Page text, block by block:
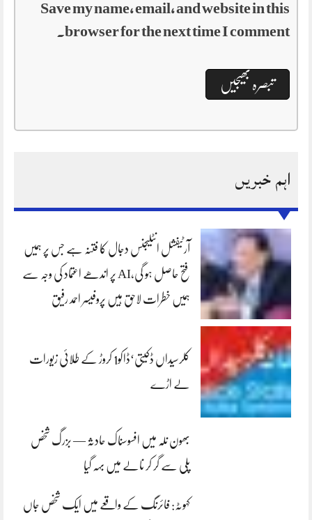
Save my name, email, and website in this
browser for the next time I comment.
اہم خبریں
آرٹیفشل انٹلیجنس دجال کا فتنہ ہے جس پر ہمیں
فتح حاصل ہو گی،AI پر اندھے اعتماد کی وجہ سے
ہمیں خطرات لاحق ہیں پروفیسر احمد رفیق
کلرسیداں ڈکیتی‘ڈاکو1 کروڑ کے طلائی زیورات
لے اڑے
بھون نلہ میں افسوسناک حادثہ — بزرگ شخص
پلی سے گر کر نالے میں بہہ گیا
کہوٹہ: فائرنگ کے واقعے میں ایک شخص جاں